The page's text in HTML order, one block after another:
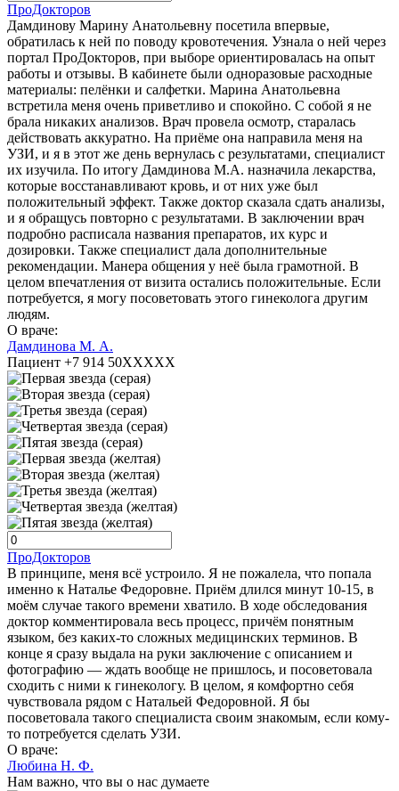
ПроДокторов
Дамдинову Марину Анатольевну посетила впервые,
обратилась к ней по поводу кровотечения. Узнала о ней через
портал ПроДокторов, при выборе ориентировалась на опыт
работы и отзывы. В кабинете были одноразовые расходные
материалы: пелёнки и салфетки. Марина Анатольевна
встретила меня очень приветливо и спокойно. С собой я не
брала никаких анализов. Врач провела осмотр, старалась
действовать аккуратно. На приёме она направила меня на
УЗИ, и я в этот же день вернулась с результатами, специалист
их изучила. По итогу Дамдинова М.А. назначила лекарства,
которые восстанавливают кровь, и от них уже был
положительный эффект. Также доктор сказала сдать анализы,
и я обращусь повторно с результатами. В заключении врач
подробно расписала названия препаратов, их курс и
дозировки. Также специалист дала дополнительные
рекомендации. Манера общения у неё была грамотной. В
целом впечатления от визита остались положительные. Если
потребуется, я могу посоветовать этого гинеколога другим
людям.
О враче:
Дамдинова М. А.
Пациент +7 914 50XXXXX
ПроДокторов
В принципе, меня всё устроило. Я не пожалела, что попала
именно к Наталье Федоровне. Приём длился минут 10-15, в
моём случае такого времени хватило. В ходе обследования
доктор комментировала весь процесс, причём понятным
языком, без каких-то сложных медицинских терминов. В
конце я сразу выдала на руки заключение с описанием и
фотографию — ждать вообще не пришлось, и посоветовала
сходить с ними к гинекологу. В целом, я комфортно себя
чувствовала рядом с Натальей Федоровной. Я бы
посоветовала такого специалиста своим знакомым, если кому-
то потребуется сделать УЗИ.
О враче:
Любина Н. Ф.
Нам важно, что вы о нас думаете